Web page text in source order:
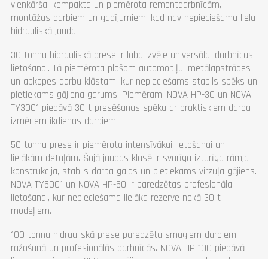
vienkārša, kompakta un piemērota remontdarbnīcām,
montāžas darbiem un gadījumiem, kad nav nepieciešama liela
hidrauliskā jauda.
30 tonnu hidrauliskā prese ir laba izvēle universālai darbnīcas
lietošanai. Tā piemērota plašam automobiļu, metālapstrādes
un apkopes darbu klāstam, kur nepieciešams stabils spēks un
pietiekams gājiena garums. Piemēram, NOVA HP-30 un NOVA
TY3001 piedāvā 30 t presēšanas spēku ar praktiskiem darba
izmēriem ikdienas darbiem.
50 tonnu prese ir piemērota intensīvākai lietošanai un
lielākām detaļām. Šajā jaudas klasē ir svarīga izturīga rāmja
konstrukcija, stabils darba galds un pietiekams virzuļa gājiens.
NOVA TY5001 un NOVA HP-50 ir paredzētas profesionālai
lietošanai, kur nepieciešama lielāka rezerve nekā 30 t
modeļiem.
100 tonnu hidrauliskā prese paredzēta smagiem darbiem
ražošanā un profesionālās darbnīcās. NOVA HP-100 piedāvā